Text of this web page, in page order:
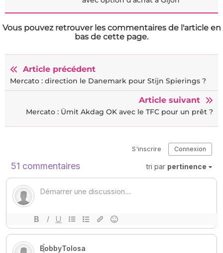
Vous pouvez retrouver les commentaires de l'article en
bas de cette page.
Article précédent
Mercato : direction le Danemark pour Stijn Spierings ?
Article suivant
Mercato : Ümit Akdag OK avec le TFC pour un prêt ?